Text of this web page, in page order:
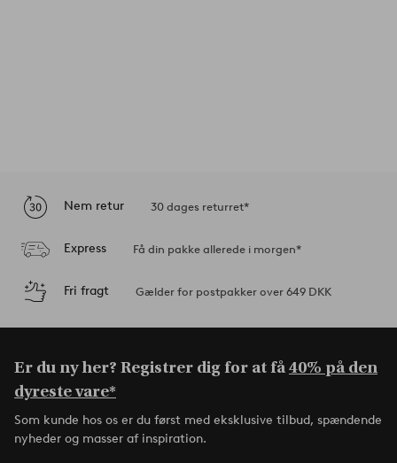
Nem retur 30 dages returret*
Express Få din pakke allerede i morgen*
Fri fragt Gælder for postpakker over 649 DKK
Er du ny her? Registrer dig for at få40% på den
dyreste vare*
Som kunde hos os er du først med eksklusive tilbud, spændende
nyheder og masser af inspiration.